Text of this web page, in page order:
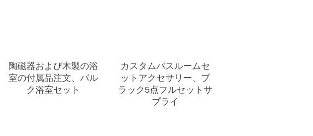
陶磁器および木製の浴
室の付属品注文、バル
ク浴室セット
カスタムバスルームセ
ットアクセサリー、ブ
ラック5点フルセットサ
プライ